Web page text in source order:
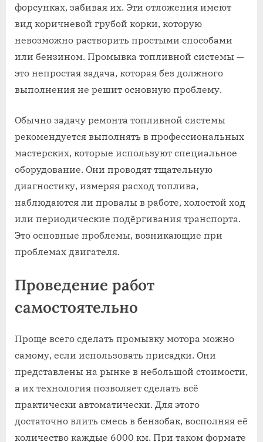
форсунках, забивая их. Эти отложения имеют
вид коричневой грубой корки, которую
невозможно растворить простыми способами
или бензином. Промывка топливной системы —
это непростая задача, которая без должного
выполнения не решит основную проблему.
Обычно задачу ремонта топливной системы
рекомендуется выполнять в профессиональных
мастерских, которые используют специальное
оборудование. Они проводят тщательную
диагностику, измеряя расход топлива,
наблюдаются ли провалы в работе, холостой ход
или периодические подёргивания транспорта.
Это основные проблемы, возникающие при
проблемах двигателя.
Проведение работ
самостоятельно
Проще всего сделать промывку мотора можно
самому, если использовать присадки. Они
представлены на рынке в небольшой стоимости,
а их технология позволяет сделать всё
практически автоматически. Для этого
достаточно влить смесь в бензобак, восполняя её
количество каждые 6000 км. При таком формате